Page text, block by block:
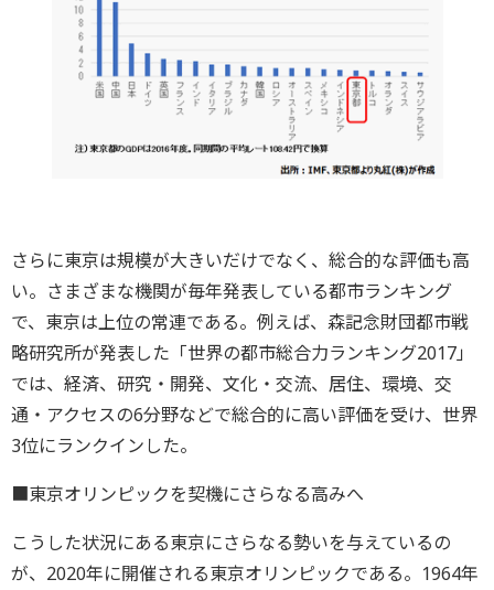
さらに東京は規模が大きいだけでなく、総合的な評価も高
い。さまざまな機関が毎年発表している都市ランキング
で、東京は上位の常連である。例えば、森記念財団都市戦
略研究所が発表した「世界の都市総合力ランキング2017」
では、経済、研究・開発、文化・交流、居住、環境、交
通・アクセスの6分野などで総合的に高い評価を受け、世界
3位にランクインした。
■東京オリンピックを契機にさらなる高みへ
こうした状況にある東京にさらなる勢いを与えているの
が、2020年に開催される東京オリンピックである。1964年